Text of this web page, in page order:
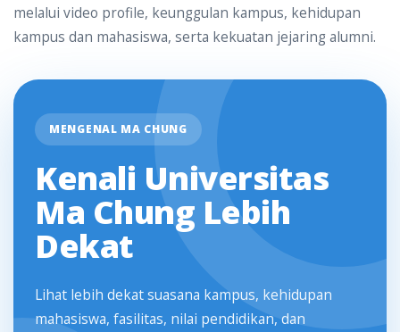
melalui video profile, keunggulan kampus, kehidupan
kampus dan mahasiswa, serta kekuatan jejaring alumni.
MENGENAL MA CHUNG
Kenali Universitas
Ma Chung Lebih
Dekat
Lihat lebih dekat suasana kampus, kehidupan
mahasiswa, fasilitas, nilai pendidikan, dan